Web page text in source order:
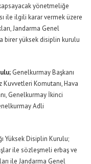
yönetmeliğe
ile ilgili karar vermek üzere
Jandarma Genel
birer yüksek disiplin kurulu
Genelkurmay Başkanı
Kuvvetleri Komutanı, Hava
Genelkurmay İkinci
Adli
Yüksek Disiplin Kurulu;
ile sözleşmeli erbaş ve
ile Jandarma Genel